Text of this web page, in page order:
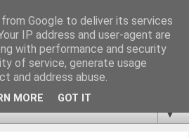
là haut
Astroparticules, Cosmologie.
ISSN 2272-5768
▼
Google to deliver its services
IP address and user-agent are
with performance and security
of service, generate usage
and address abuse.
MORE GOT IT